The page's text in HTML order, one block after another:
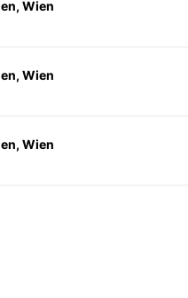
Wien
Wien
Wien